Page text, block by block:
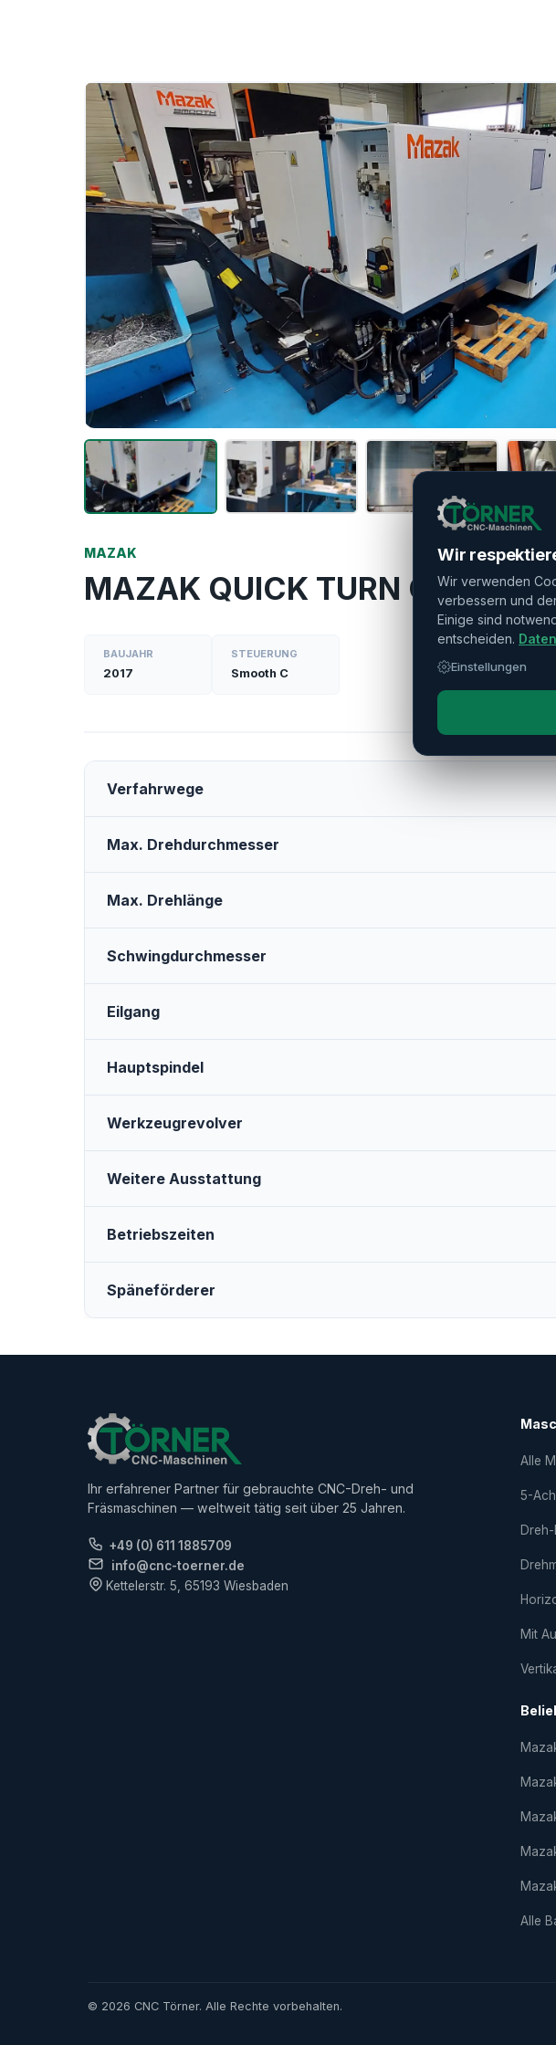
MAZAK
MAZAK QUICK TURN
BAUJAHR
2017
STEUERUNG
Smooth C
Verfahrwege
Max. Drehdurchmesser
Max. Drehlänge
Schwingdurchmesser
Eilgang
Hauptspindel
Werkzeugrevolver
Weitere Ausstattung
Betriebszeiten
Späneförderer
Ihr erfahrener Partner für gebrauchte CNC-Dreh- und
Fräsmaschinen — weltweit tätig seit über 25 Jahren.
+49 (0) 611 1885709
info@cnc-toerner.de
Kettelerstr. 5, 65193 Wiesbaden
Alle
5-
Mit
Alle
© 2026 CNC Törner. Alle Rechte vorbehalten.
Wir
Wir verwenden
verbessern und
Einige sind
entscheiden.
Einstellungen